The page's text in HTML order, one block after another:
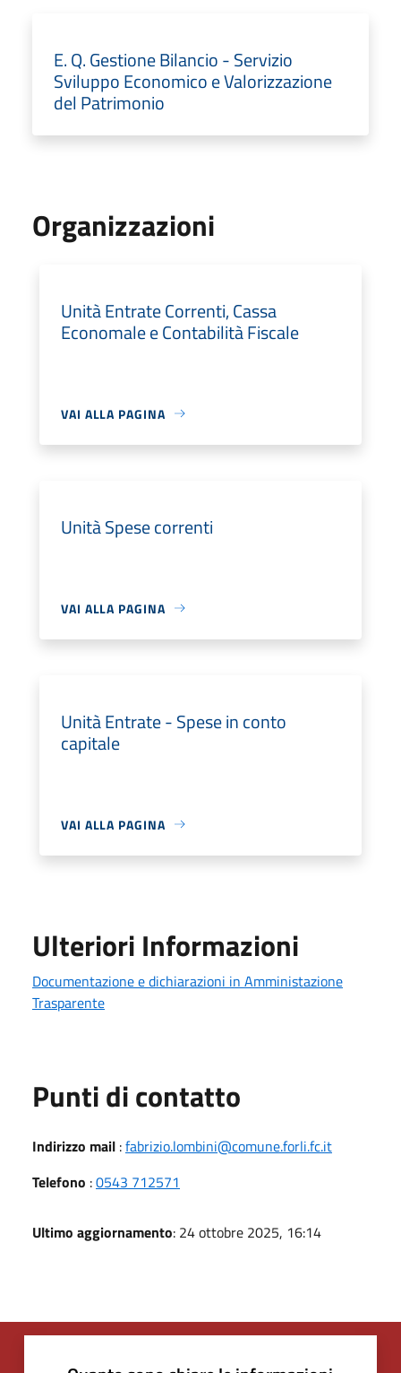
E. Q. Gestione Bilancio - Servizio
Sviluppo Economico e Valorizzazione
del Patrimonio
Organizzazioni
Unità Entrate Correnti, Cassa
Economale e Contabilità Fiscale
VAI ALLA PAGINA
Unità Spese correnti
VAI ALLA PAGINA
Unità Entrate - Spese in conto
capitale
VAI ALLA PAGINA
Ulteriori Informazioni
Documentazione e dichiarazioni in Amministazione
Trasparente
Punti di contatto
Indirizzo mail :fabrizio.lombini@comune.forli.fc.it
Telefono :0543 712571
Ultimo aggiornamento: 24 ottobre 2025, 16:14